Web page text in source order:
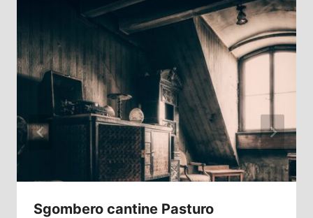
Sgombero cantine Pasturo